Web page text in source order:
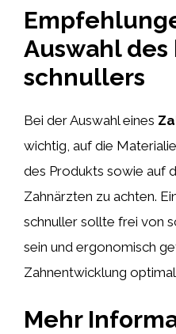
Auswahl
schnullers
Bei der Auswahl eines
wichtig, auf die
des Produkts sowie auf
Zahnärzten zu achten.
schnuller sollte frei von
sein und ergonomisch
Zahnentwicklung
Mehr